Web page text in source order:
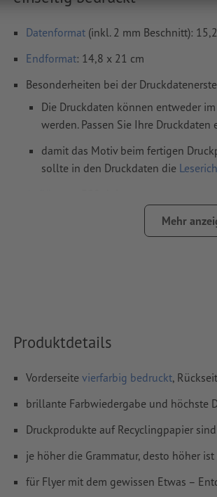
Datenformat (inkl. 2 mm Beschnitt):
Endformat: 14,8 x 21 cm
Besonderheiten bei der
Die Druckdaten können entweder
werden. Passen Sie Ihre Druckdaten
damit das Motiv beim fertigen
sollte in den Druckdaten die
anlegen,
mm Abstand zum Endformat
Rechtschreib- und Satzfehler
Überdruckeneinstellungenwerden von
Kommentarewerden gelöscht und
Inhalte vonFormularfeldernwerden
Mehr
Produktdetails
Vorderseite vierfarbig bedruckt,
brillante Farbwiedergabe und höchste
Druckprodukte auf Recyclingpapier
je höher die Grammatur, desto höher
für Flyer mit dem gewissen Etwas –